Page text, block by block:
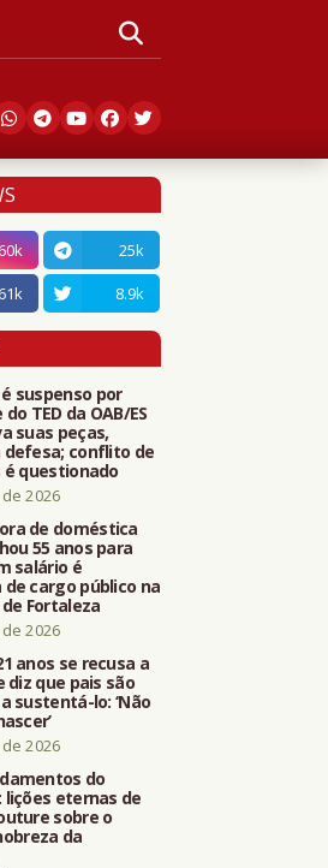
25k
8.9k
suspenso por
TED da OAB/ES
suas peças,
defesa; conflito de
questionado
2026
de doméstica
55 anos para
salário é
de cargo público na
Fortaleza
2026
anos se recusa a
diz que pais são
sustentá-lo: ‘Não
2026
do
lições eternas de
sobre o
da